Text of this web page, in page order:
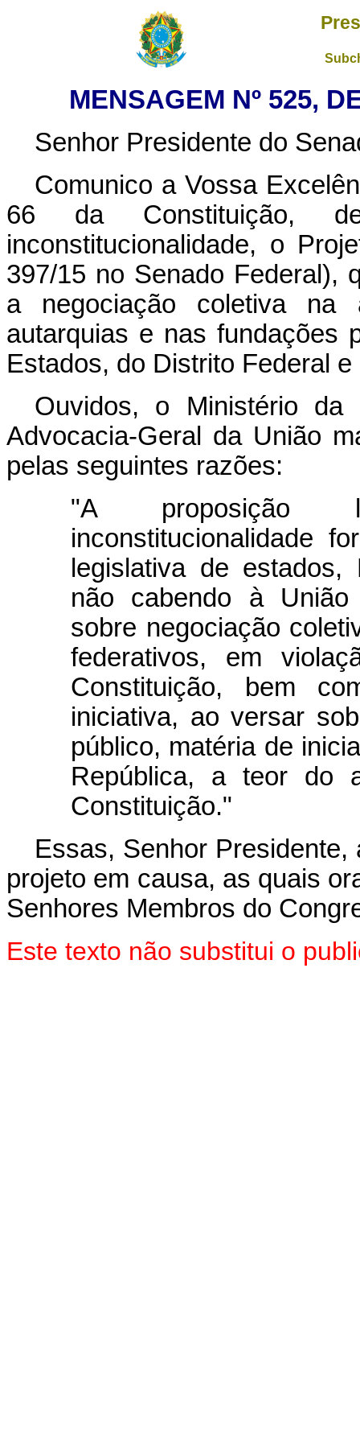
MENSAGEM Nº 525,
Senhor Presidente do
Comunico a Vossa
66 da Constituição,
inconstitucionalidade, o
397/15 no Senado Federal),
a negociação coletiva na
autarquias e nas fundações
Estados, do Distrito Federal
Ouvidos, o Ministério
Advocacia-Geral da União
pelas seguintes razões:
"A proposição
inconstitucionalidade
legislativa de
não cabendo à
sobre negociação
federativos, em
Constituição, bem
iniciativa, ao versar
público, matéria de
República, a teor
Constituição."
Essas, Senhor
projeto em causa, as quais
Senhores Membros do
Este texto não substitui o